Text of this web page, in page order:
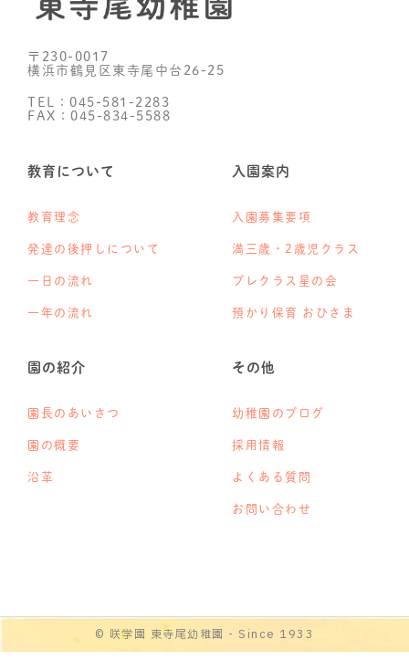
〒230-0017
横浜市鶴見区東寺尾中台26-25
TEL：045-581-2283
FAX：045-834-5588
教育について
教育理念
発達の後押しについて
一日の流れ
一年の流れ
入園案内
入園募集要項
満三歳・2歳児クラス
プレクラス星の会
預かり保育 おひさま
園の紹介
園長のあいさつ
園の概要
沿革
その他
幼稚園のブログ
採用情報
よくある質問
お問い合わせ
© 咲学園 東寺尾幼稚園 - Since 1933